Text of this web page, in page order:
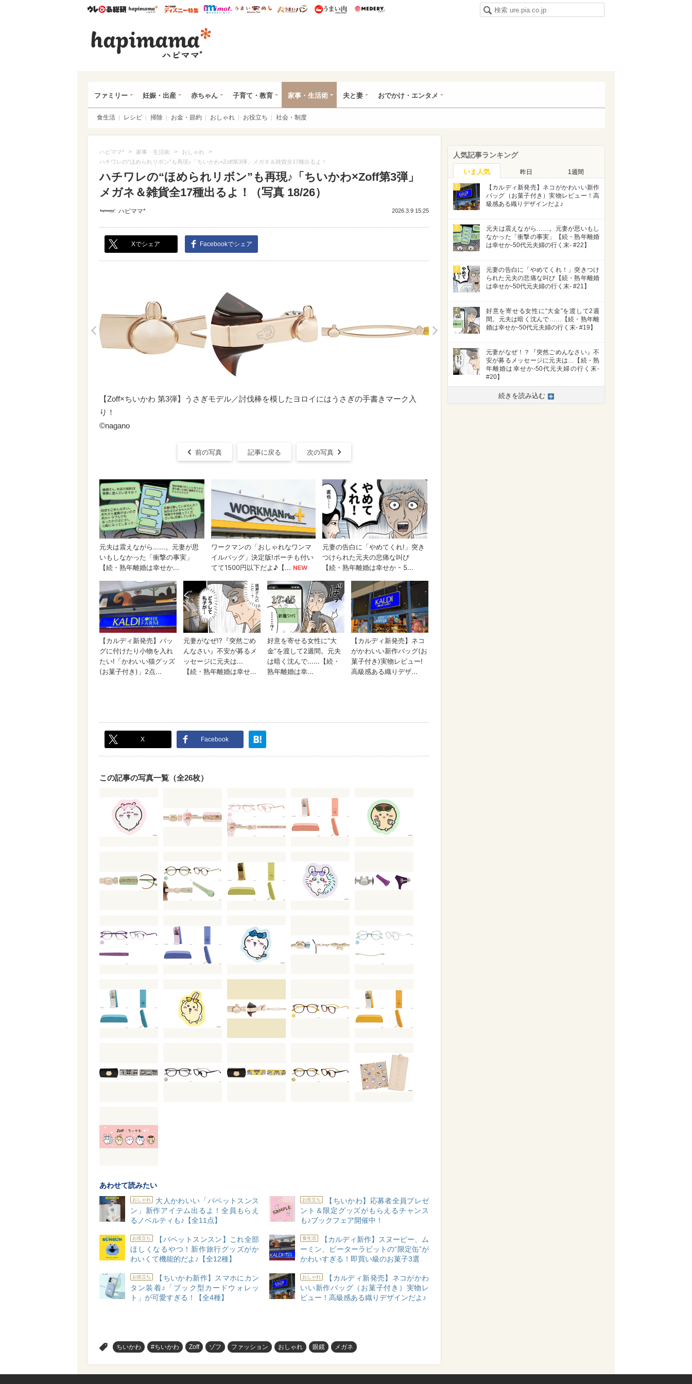
ウレぴあ総研ハピママ* ウレぴあ総研 ディズニー特集
mimot. うまいめし うまいパン うまい肉
ファミリー 妊娠・出産 赤ちゃん 子育て・教育 家事・生活術 夫と妻 おでかけ・エンタメ
食生活 レシピ 掃除 お金・節約 おしゃれ お役立ち 社会・制度
ハピママ* > 家事・生活術 > おしゃれ >
ハチワレの“ほめられリボン”も再現♪「ちいかわ×Zoff第3弾」メガネ＆雑貨全17種出るよ！
ハチワレの“ほめられリボン”も再現♪「ちいかわ×Zoff第3弾」
メガネ＆雑貨全17種出るよ！（写真 18/26）
ハピママ* 2026.3.9 15:25
Xでシェア Facebookでシェア
>
【Zoff×ちいかわ 第3弾】うさぎモデル／討伐棒を模したヨロイにはうさぎの手書きマーク入
り！
©nagano
前の写真 記事に戻る 次の写真
X Facebook
この記事の写真一覧（全26枚）
あわせて読みたい
おしゃれ
大人かわいい「パペットスンス
ン」新作アイテム出るよ！全員もらえ
るノベルティも♪【全11点】
お役立ち
【ちいかわ】応募者全員プレゼ
ント＆限定グッズがもらえるチャンス
も♪ブックフェア開催中！
お役立ち
【パペットスンスン】これ全部
ほしくなるやつ！新作旅行グッズがか
わいくて機能的だよ♪【全12種】
食生活
【カルディ新作】スヌーピー、ム
ーミン、ピーターラビットの“限定缶”が
かわいすぎる！即買い級のお菓子3選
お役立ち
【ちいかわ新作】スマホにカン
タン装着♪「ブック型カードウォレッ
ト」が可愛すぎる！【全4種】
おしゃれ
【カルディ新発売】ネコがかわ
いい新作バッグ（お菓子付き）実物レ
ビュー！高級感ある織りデザインだよ♪
ちいかわ #ちいかわ Zoff ゾフ ファッション おしゃれ 眼鏡 メガネ
人気記事ランキング
いま人気 昨日 1週間
1
【カルディ新発売】ネコがかわいい新作
バッグ（お菓子付き）実物レビュー！高
級感ある織りデザインだよ♪
2
元夫は震えながら……。元妻が思いもし
なかった「衝撃の事実」【続・熟年離婚
は幸せか-50代元夫婦の行く末- #22】
3
元妻の告白に「やめてくれ！」突きつけ
られた元夫の悲痛な叫び【続・熟年離婚
は幸せか-50代元夫婦の行く末- #21】
4
好意を寄せる女性に“大金”を渡して2週
間。元夫は暗く沈んで……【続・熟年離
婚は幸せか-50代元夫婦の行く末- #19】
5
元妻がなぜ！？『突然ごめんなさい』不
安が募るメッセージに元夫は…【続・熟
年離婚は幸せか-50代元夫婦の行く末-
#20】
続きを読み込む